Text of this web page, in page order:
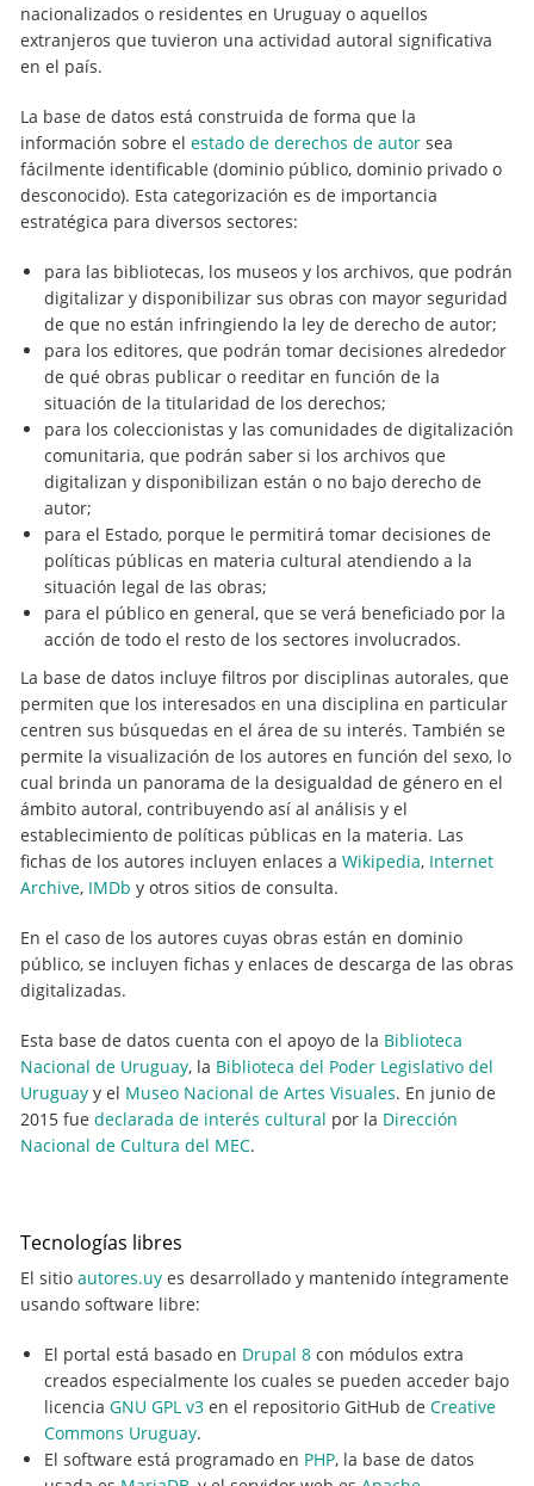
nacionalizados o residentes en Uruguay o aquellos
extranjeros que tuvieron una actividad autoral significativa
en el país.
La base de datos está construida de forma que la
información sobre el estado de derechos de autor sea
fácilmente identificable (dominio público, dominio privado o
desconocido). Esta categorización es de importancia
estratégica para diversos sectores:
para las bibliotecas, los museos y los archivos, que podrán
digitalizar y disponibilizar sus obras con mayor seguridad
de que no están infringiendo la ley de derecho de autor;
para los editores, que podrán tomar decisiones alrededor
de qué obras publicar o reeditar en función de la
situación de la titularidad de los derechos;
para los coleccionistas y las comunidades de digitalización
comunitaria, que podrán saber si los archivos que
digitalizan y disponibilizan están o no bajo derecho de
autor;
para el Estado, porque le permitirá tomar decisiones de
políticas públicas en materia cultural atendiendo a la
situación legal de las obras;
para el público en general, que se verá beneficiado por la
acción de todo el resto de los sectores involucrados.
La base de datos incluye filtros por disciplinas autorales, que
permiten que los interesados en una disciplina en particular
centren sus búsquedas en el área de su interés. También se
permite la visualización de los autores en función del sexo, lo
cual brinda un panorama de la desigualdad de género en el
ámbito autoral, contribuyendo así al análisis y el
establecimiento de políticas públicas en la materia. Las
fichas de los autores incluyen enlaces a Wikipedia, Internet
Archive, IMDb y otros sitios de consulta.
En el caso de los autores cuyas obras están en dominio
público, se incluyen fichas y enlaces de descarga de las obras
digitalizadas.
Esta base de datos cuenta con el apoyo de la Biblioteca
Nacional de Uruguay, la Biblioteca del Poder Legislativo del
Uruguay y el Museo Nacional de Artes Visuales. En junio de
2015 fue declarada de interés cultural por la Dirección
Nacional de Cultura del MEC.
Tecnologías libres
El sitio autores.uy es desarrollado y mantenido íntegramente
usando software libre:
El portal está basado en Drupal 8 con módulos extra
creados especialmente los cuales se pueden acceder bajo
licencia GNU GPL v3 en el repositorio GitHub de Creative
Commons Uruguay.
El software está programado en PHP, la base de datos